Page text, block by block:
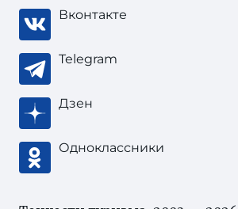
Вконтакте
Telegram
Дзен
Одноклассники